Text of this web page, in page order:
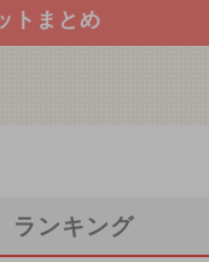
トまとめ
ランキング